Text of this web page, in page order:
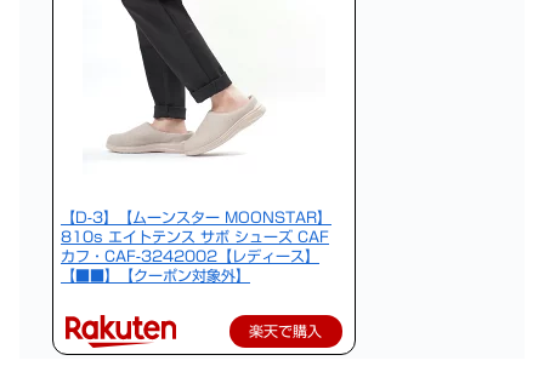
【D-3】【ムーンスター MOONSTAR】
810s エイトテンス サボ シューズ CAF
カフ・CAF-3242002【レディース】
【■■】【クーポン対象外】
楽天で購入